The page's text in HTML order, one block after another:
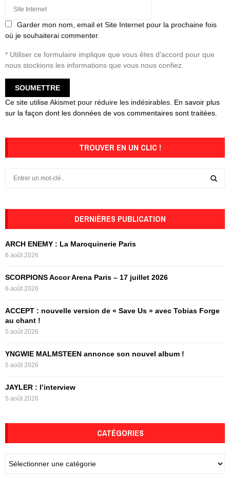
Garder mon nom, email et Site Internet pour la prochaine fois
où je souhaiterai commenter.
* Utiliser ce formulaire implique que vous êtes d'accord pour que
nous stockions les informations que vous nous confiez.
Ce site utilise Akismet pour réduire les indésirables. En savoir plus
sur la façon dont les données de vos commentaires sont traitées
TROUVER EN UN CLIC !
o
r
DERNIÈRES PUBLICATION
ARCH ENEMY : La Maroquinerie Paris
6 août 2026
SCORPIONS Accor Arena Paris – 17 juillet 2026
6 août 2026
ACCEPT : nouvelle version de « Save Us » avec Tobias Forge
au chant !
5 août 2026
YNGWIE MALMSTEEN annonce son nouvel album !
5 août 2026
JAYLER : l’interview
5 août 2026
CATÉGORIES